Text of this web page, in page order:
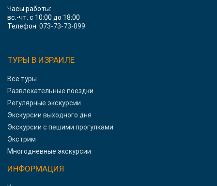
Часы работы:
вс.-чт. с 10:00 до 18:00
Телефон: 073-73-73-099
ТУРЫ В ИЗРАИЛЕ
Все туры
Развлекательные поездки
Регулярные экскурсии
Экскурсии выходного дня
Экскурсии с пешими прогулками
Экстрим
Многодневные экскурсии
ИНФОРМАЦИЯ